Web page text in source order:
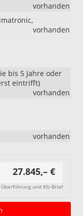
Limited“:
VW
Limited“
die
diese
18-
vorhanden
vorhanden
bis 5 Jahre oder
eintrifft)
vorhanden
vorhanden
27.845,– €
und Kfz-Brief